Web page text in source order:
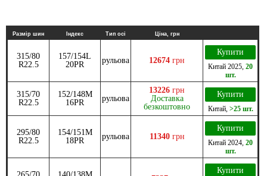
Размір шин Індекс Тип осі Ціна, грн
315/80
R22.5
157/154L
20PR
рульова 12674 грн
Купити
Китай 2025 20
шт.
315/70
R22.5
152/148M
16PR
рульова
13226 грн
Доставка
безкоштовно
Купити
Китай, >25 шт.
295/80
R22.5
154/151M
18PR
рульова 11340 грн
Купити
Китай 2024 20
шт.
265/70
140/138M
Купити